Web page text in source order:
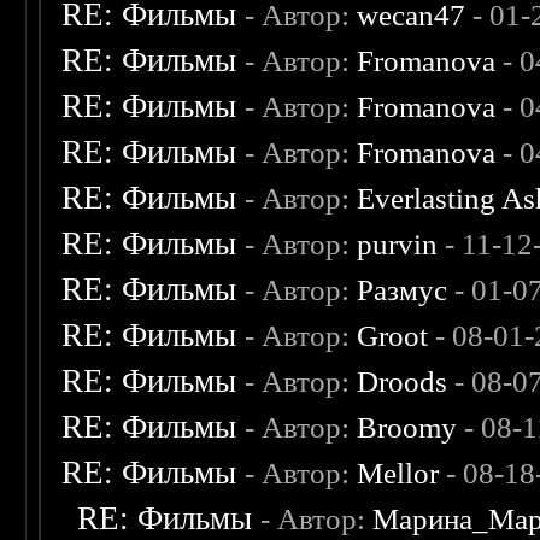
RE: Фильмы - Автор:wecan47 - 01-
RE: Фильмы - Автор:Fromanova -
RE: Фильмы - Автор:Fromanova -
RE: Фильмы - Автор:Fromanova -
RE: Фильмы - Автор:Everlasting
RE: Фильмы - Автор:purvin - 11-
RE: Фильмы - Автор:Размус - 01-
RE: Фильмы - Автор: Groot - 08-
RE: Фильмы - Автор:Droods - 08-
RE: Фильмы - Автор:Broomy - 08-
RE: Фильмы - Автор:Mellor- 08-
RE: Фильмы - Автор: